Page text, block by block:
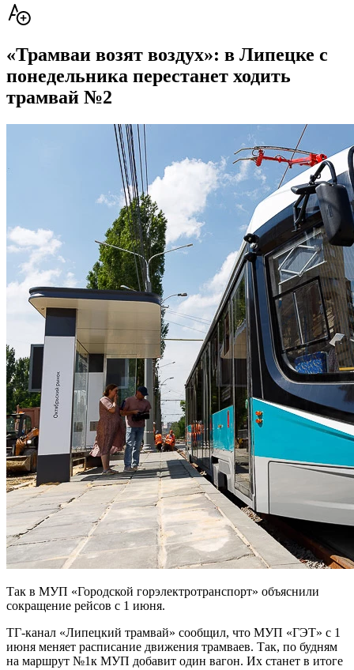
«Трамваи возят воздух»: в Липецке с
понедельника перестанет ходить
трамвай №2
Так в МУП «Городской горэлектротранспорт» объяснили
сокращение рейсов с 1 июня.
ТГ-канал «Липецкий трамвай» сообщил, что МУП «ГЭТ» с 1
июня меняет расписание движения трамваев. Так, по будням
на маршрут №1к МУП добавит один вагон. Их станет в итоге